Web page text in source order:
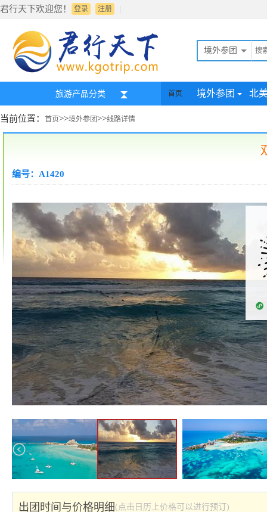
君行天下欢迎您！ 登录 |
注册
境外参团
旅游产品分类 首页 境外参团 北
当前位置： 首页>>境外参团>>线路详情
编号：A1420
出团时间与价格明细(点击日历上价格可以进行预订)